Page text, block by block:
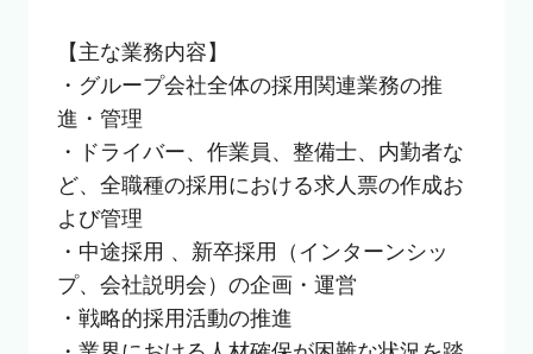
【主な業務内容】
・グループ会社全体の採用関連業務の推
進・管理
・ドライバー、作業員、整備士、内勤者な
ど、全職種の採用における求人票の作成お
よび管理
・中途採用 、新卒採用（インターンシッ
プ、会社説明会）の企画・運営
・戦略的採用活動の推進